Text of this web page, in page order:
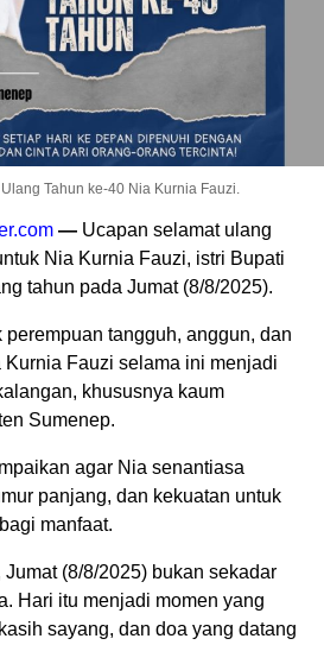
Tahun ke-40 Nia Kurnia Fauzi.
— Ucapan selamat ulang
Nia Kurnia Fauzi, istri Bupati
tahun pada Jumat (8/8/2025).
tangguh, anggun, dan
Fauzi selama ini menjadi
khususnya kaum
Sumenep.
agar Nia senantiasa
panjang, dan kekuatan untuk
manfaat.
(8/8/2025) bukan sekadar
Hari itu menjadi momen yang
sayang, dan doa yang datang